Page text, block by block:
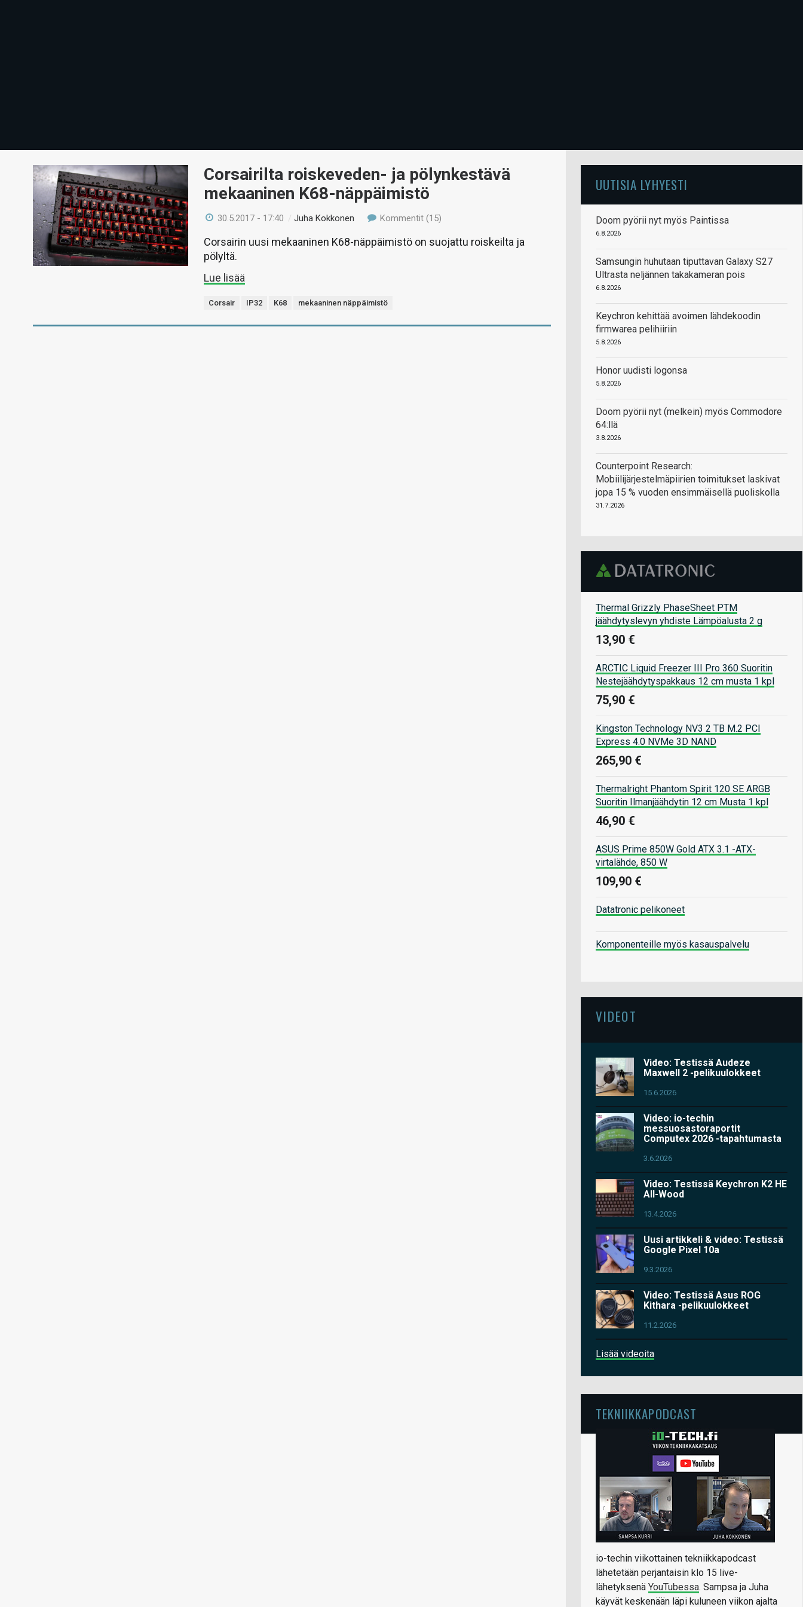
Corsairilta roiskeveden- ja pölynkestävä
mekaaninen K68-näppäimistö
30.5.2017 - 17:40 /Juha Kokkonen Kommentit (15)
Corsairin uusi mekaaninen K68-näppäimistö on suojattu roiskeilta ja
pölyltä.
Lue lisää
Corsair IP32 K68 mekaaninen näppäimistö
UUTISIA LYHYESTI
Doom pyörii nyt myös Paintissa
6.8.2026
Samsungin huhutaan tiputtavan Galaxy S27
Ultrasta neljännen takakameran pois
6.8.2026
Keychron kehittää avoimen lähdekoodin
firmwarea pelihiiriin
5.8.2026
Honor uudisti logonsa
5.8.2026
Doom pyörii nyt (melkein) myös Commodore
64:llä
3.8.2026
Counterpoint Research:
Mobiilijärjestelmäpiirien toimitukset laskivat
jopa 15 % vuoden ensimmäisellä puoliskolla
31.7.2026
Thermal Grizzly PhaseSheet PTM
jäähdytyslevyn yhdiste Lämpöalusta 2 g
13,90 €
ARCTIC Liquid Freezer III Pro 360 Suoritin
Nestejäähdytyspakkaus 12 cm musta 1 kpl
75,90 €
Kingston Technology NV3 2 TB M.2 PCI
Express 4.0 NVMe 3D NAND
265,90 €
Thermalright Phantom Spirit 120 SE ARGB
Suoritin Ilmanjäähdytin 12 cm Musta 1 kpl
46,90 €
ASUS Prime 850W Gold ATX 3.1 -ATX-
virtalähde, 850 W
109,90 €
Datatronic pelikoneet
Komponenteille myös kasauspalvelu
VIDEOT
Video: Testissä Audeze
Maxwell 2 -pelikuulokkeet
15.6.2026
Video: io-techin
messuosastoraportit
Computex 2026 -tapahtumasta
3.6.2026
Video: Testissä Keychron K2 HE
All-Wood
13.4.2026
Uusi artikkeli & video: Testissä
Google Pixel 10a
9.3.2026
Video: Testissä Asus ROG
Kithara -pelikuulokkeet
11.2.2026
Lisää videoita
TEKNIIKKAPODCAST
io-techin viikottainen tekniikkapodcast
lähetetään perjantaisin klo 15 live-
lähetyksenä YouTubessa. Sampsa ja Juha
käyvät keskenään läpi kuluneen viikon ajalta